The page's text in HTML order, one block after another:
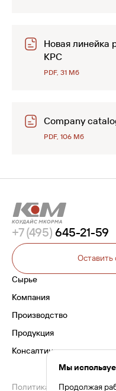
Новая линейка
КРС
PDF, 31 Мб
Company
PDF, 106 Мб
+7 (495) 645-21-59
Сырье
Компания
Производство
Продукция
Консалтинг
Политика
Мы
Продолжая